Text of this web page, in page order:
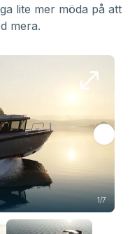
lite mer möda på att
mera.
1/7